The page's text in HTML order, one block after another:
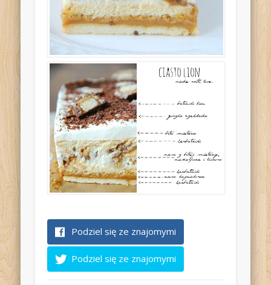
Podziel się ze znajomymi
Podziel się ze znajomymi